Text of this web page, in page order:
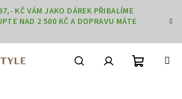
KČ VÁM JAKO DÁREK PŘIBALÍME
NAD 2 500 KČ A DOPRAVU MÁTE